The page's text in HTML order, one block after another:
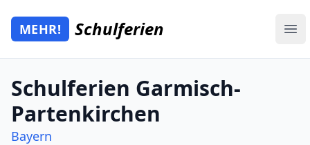
Zum Hauptinhalt springen
Mehr Schulferien
MEHR! Schulferien
Schulferien Garmisch-
Partenkirchen
Bayern